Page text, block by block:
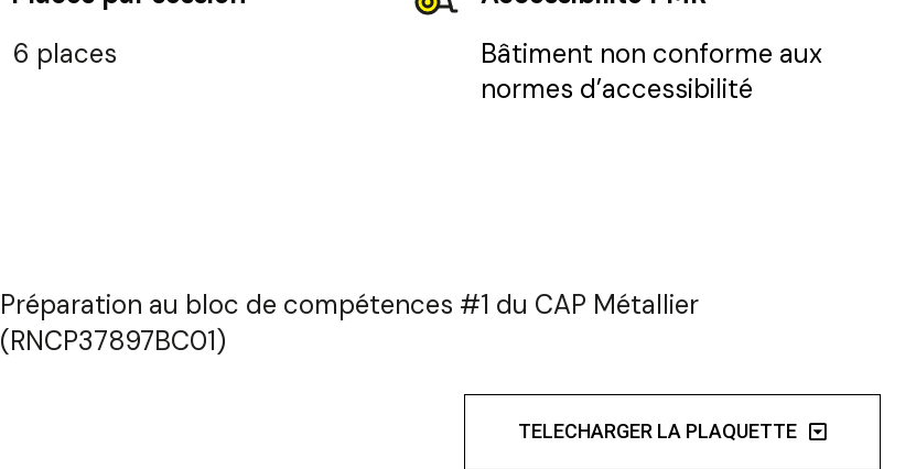
6 places
Bâtiment non conforme aux
normes d’accessibilité
Préparation au bloc de compétences #1 du CAP Métallier
(RNCP37897BC01)
TELECHARGER LA PLAQUETTE